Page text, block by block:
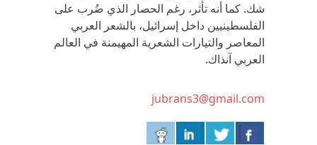
شك. كما أنه تأثر، رغم الحصار الذي ضُرب على
الفلسطينيين داخل إسرائيل، بالشعر العربي
المعاصر والتيارات الشعرية المهيمنة في العالم
العربي آنذاك.
jubrans3@gmail.com